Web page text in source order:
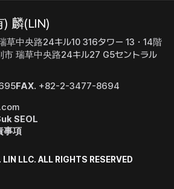
麟(LIN)
草中央路24キル10 316タワー 13・14階
市 瑞草中央路24キル27 G5セントラル
FAX. +82-2-3477-8694
SEOL
事項
LLC. ALL RIGHTS RESERVED